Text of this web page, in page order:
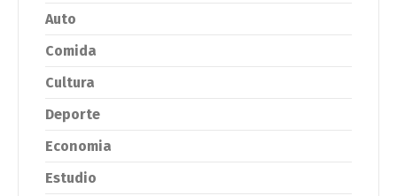
Auto
Comida
Cultura
Deporte
Economia
Estudio